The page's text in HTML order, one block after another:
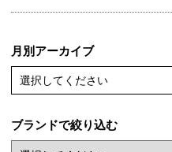
月別アーカイブ
選択してください
ブランドで絞り込む